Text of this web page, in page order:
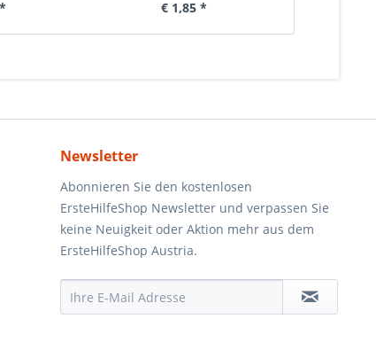
€ 1,85 *
Newsletter
Abonnieren Sie den kostenlosen
ErsteHilfeShop Newsletter und verpassen Sie
keine Neuigkeit oder Aktion mehr aus dem
ErsteHilfeShop Austria.